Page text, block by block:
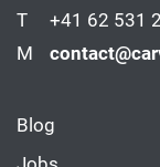
T +41 62 531
M
Blog